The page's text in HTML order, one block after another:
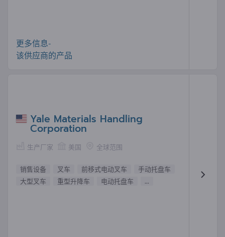
更多信息-
该供应商的产品
Yale Materials Handling
Corporation
生产厂家 美国 全球范围
销售设备 叉车 前移式电动叉车
手动托盘车
大型叉车
重型升降车 电动托盘车 ...